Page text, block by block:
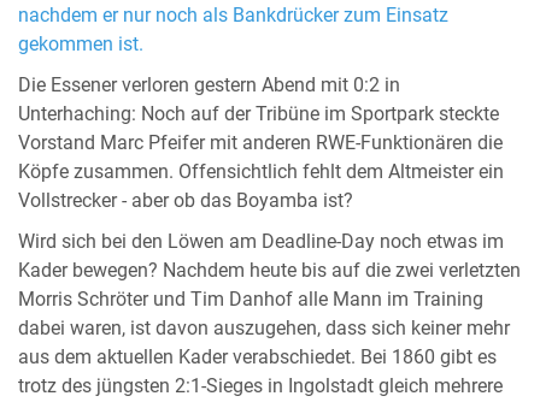
nachdem er nur noch als Bankdrücker zum Einsatz
gekommen ist.
Die Essener verloren gestern Abend mit 0:2 in
Unterhaching: Noch auf der Tribüne im Sportpark steckte
Vorstand Marc Pfeifer mit anderen RWE-Funktionären die
Köpfe zusammen. Offensichtlich fehlt dem Altmeister ein
Vollstrecker - aber ob das Boyamba ist?
Wird sich bei den Löwen am Deadline-Day noch etwas im
Kader bewegen? Nachdem heute bis auf die zwei verletzten
Morris Schröter und Tim Danhof alle Mann im Training
dabei waren, ist davon auszugehen, dass sich keiner mehr
aus dem aktuellen Kader verabschiedet. Bei 1860 gibt es
trotz des jüngsten 2:1-Sieges in Ingolstadt gleich mehrere